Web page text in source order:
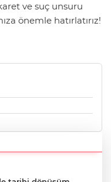
ve suç unsuru
önemle hatırlatırız!